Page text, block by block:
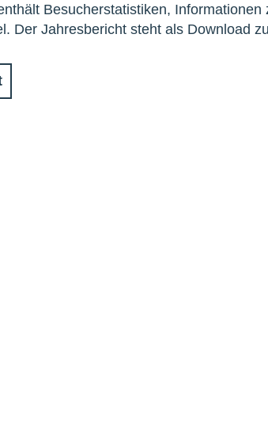
Besucherstatistiken,
Der Jahresbericht steht als Download